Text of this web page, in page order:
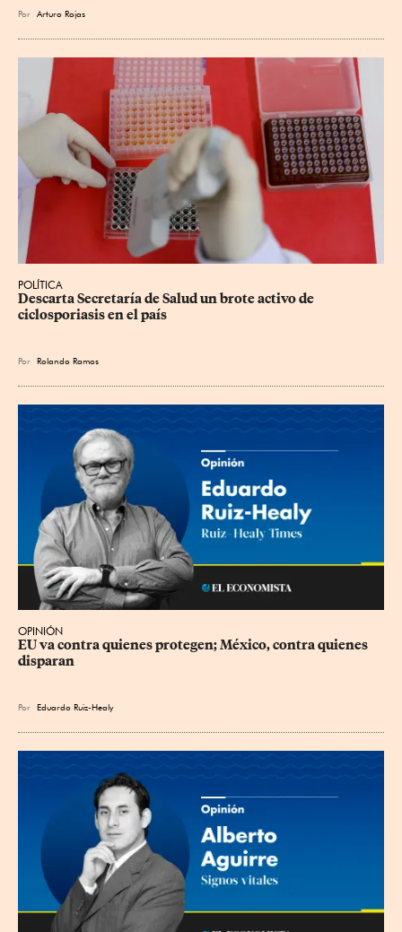
Por Arturo Rojas
POLÍTICA
Descarta Secretaría de Salud un brote activo de
ciclosporiasis en el país
Por Rolando Ramos
OPINIÓN
EU va contra quienes protegen; México, contra quienes
disparan
Por Eduardo Ruiz-Healy